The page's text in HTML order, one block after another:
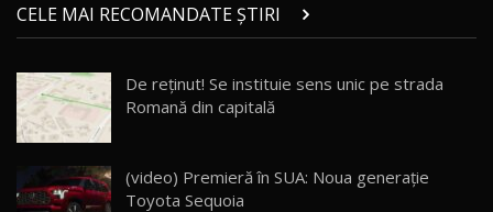
21
AutoBlog.MD
16:59
22
Noua Mazda 6e / Test Drive AutoBlog.MD
26:59
23
Lynk & Co 01 / Test Drive AutoBlog.MD
25:19
CELE MAI RECOMANDATE ȘTIRI
De reţinut! Se instituie sens unic pe strada
Romană din capitală
(video) Premieră în SUA: Noua generaţie
Toyota Sequoia